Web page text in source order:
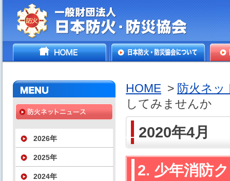
一般財団法人日本防火・防
HOME
2026年
2025年
2024年
HOME > 防火ネッ
してみませんか
2020年4月
2. 少年消防